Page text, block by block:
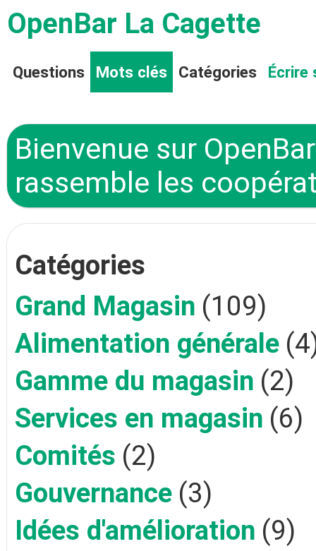
OpenBar La Cagette
Questions Mots clés Catégories Écrire
Bienvenue sur
rassemble les
Catégories
Grand Magasin (109)
Alimentation générale
Gamme du magasin (2)
Services en magasin (6)
Comités (2)
Gouvernance (3)
Idées d'amélioration (9)